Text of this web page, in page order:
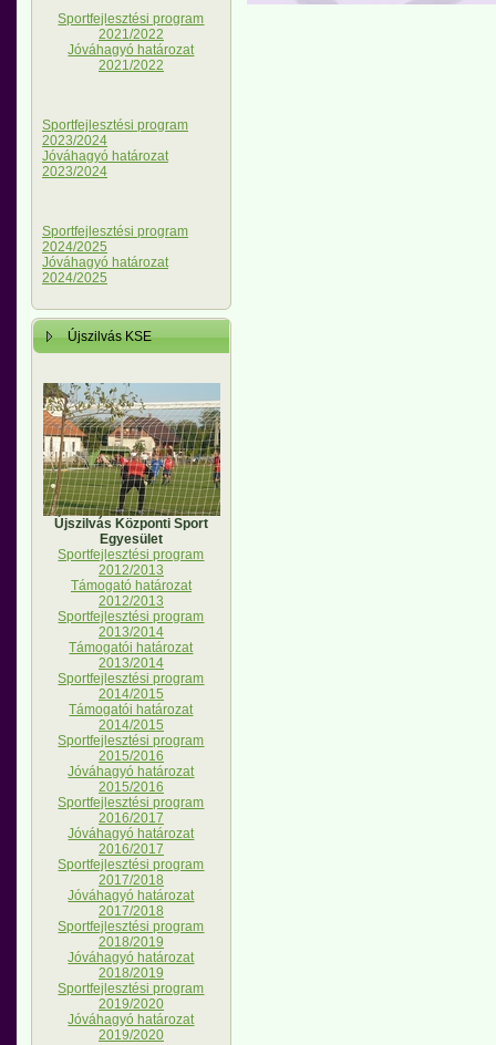
Sportfejlesztési program
2021/2022
Jóváhagyó határozat
2021/2022
Sportfejlesztési program
2023/2024
Jóváhagyó határozat
2023/2024
Sportfejlesztési program
2024/2025
Jóváhagyó határozat
2024/2025
Újszilvás KSE
Újszilvás Központi Sport
Egyesület
Sportfejlesztési program
2012/2013
Támogató határozat
2012/2013
Sportfejlesztési program
2013/2014
Támogatói határozat
2013/2014
Sportfejlesztési program
2014/2015
Támogatói határozat
2014/2015
Sportfejlesztési program
2015/2016
Jóváhagyó határozat
2015/2016
Sportfejlesztési program
2016/2017
Jóváhagyó határozat
2016/2017
Sportfejlesztési program
2017/2018
Jóváhagyó határozat
2017/2018
Sportfejlesztési program
2018/2019
Jóváhagyó határozat
2018/2019
Sportfejlesztési program
2019/2020
Jóváhagyó határozat
2019/2020